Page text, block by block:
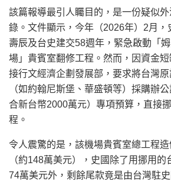
該篇報導最引人矚目的，是一份疑似
錄。文件顯示，今年（2026年）2月，
壽辰及台史建交58週年，緊急啟動「
場」貴賓室翻修工程。然而，因資金
接行文經濟企劃發展部，要求將台灣
（如約翰尼斯堡、華盛頓等）採購辦
合新台幣2000萬元）專項預算，直接
程。
令人震驚的是，該機場貴賓室總工程
（約148萬美元），史國除了用挪用的
74萬美元外，剩餘尾款竟是由台灣駐